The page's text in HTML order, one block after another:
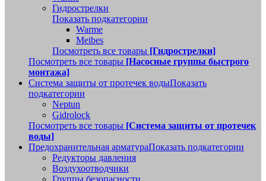
Гидрострелки
Показать подкатегории
Warme
Meibes
Посмотреть все товары [Гидрострелки]
Посмотреть все товары [Насосные группы быстрого
монтажа]
Система защиты от протечек водыПоказать
подкатегории
Neptun
Gidrolock
Посмотреть все товары [Система защиты от протечек
воды]
Предохранительная арматураПоказать подкатегории
Редукторы давления
Воздухоотводчики
Группы безопасности